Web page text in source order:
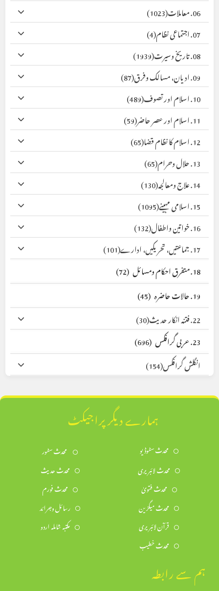
06. معاملات
(1023)
07. اجتماعی نظام
(4)
08. تاریخ وسیرت
(1939)
09. ادیان، مسالک وفرق
(87)
10. اسلام اور تصوف
(489)
11. اسلام اور عصر حاضر
(59)
12. اسلام کا نظام قضا
(65)
13. حلال وحرام
(65)
14. علاج ومعالجہ
(130)
15. اسلامی مہینے
(1095)
16. خواتین واطفال
(132)
17. جماعتیں، تحریکیں، ادارے
(101)
18. متفرق احکام ومسائل
(72)
19. حالات حاضرہ
(45)
22. فتنہ انکار حدیث
(30)
23. عربی گرافکس
(696)
انگلش گرافکس(154)
ہمارے دیگر پراجیکٹ
محدث سٹوڈیو
محدث سٹور
محدث لائبریری
محدث حدیث
محدث فتویٰ
محدث فورم
محدث میگزین
رسائل وجرائد
قرآن لائبریری
مکتبہ شاملہ اردو
محدث خطیب
ہم سے رابطہ